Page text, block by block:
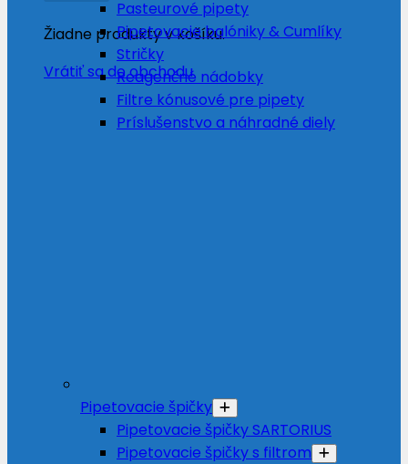
Žiadne produkty v košíku.
Vrátiť sa do obchodu
Pasteurové pipety
Pipetovacie balóniky & Cumlíky
Stričky
Reagenčné nádobky
Filtre kónusové pre pipety
Príslušenstvo a náhradné diely
Pipetovacie špičky
Pipetovacie špičky SARTORIUS
Pipetovacie špičky s filtrom